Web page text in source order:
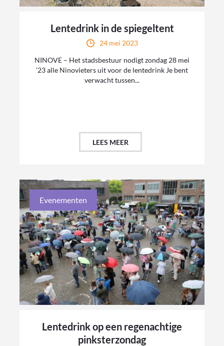
Lentedrink in de spiegeltent
24 mei 2023
NINOVE – Het stadsbestuur nodigt zondag 28 mei
’23 alle Ninovieters uit voor de lentedrink Je bent
verwacht tussen...
LEES MEER
Evenementen
Lentedrink op een regenachtige
pinksterzondag